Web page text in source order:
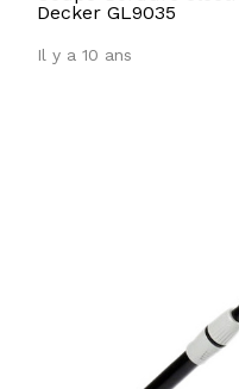
Decker GL9035
Il y a 10 ans